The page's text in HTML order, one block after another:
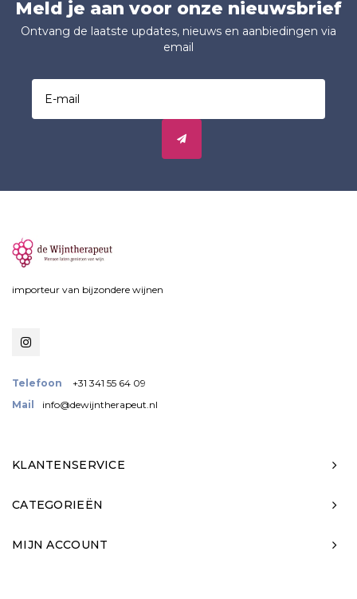
Meld je aan voor onze nieuwsbrief
Ontvang de laatste updates, nieuws en aanbiedingen via
email
importeur van bijzondere wijnen
Telefoon
+31 341 55 64 09
Mail
info@dewijntherapeut.nl
KLANTENSERVICE
CATEGORIEËN
MIJN ACCOUNT